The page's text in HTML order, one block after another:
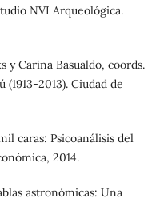
NVI Arqueológica.
y Carina Basualdo, coords.
2013). Ciudad de
caras: Psicoanálisis del
2014.
astronómicas: Una